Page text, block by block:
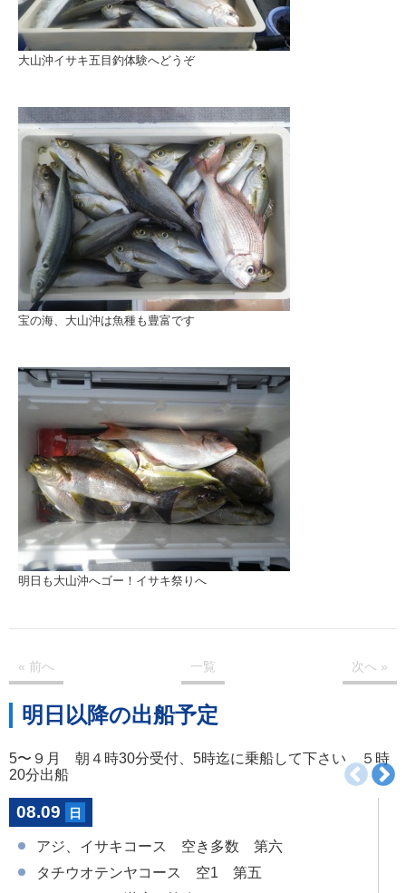
大山沖イサキ五目釣体験へどうぞ
宝の海、大山沖は魚種も豊富です
明日も大山沖へゴー！イサキ祭りへ
« 前へ 一覧 次へ »
明日以降の出船予定
5〜９月 朝４時30分受付、5時迄に乗船して下さい ５時
20分出船
08.09 日
アジ、イサキコース 空き多数 第六
タチウオテンヤコース 空1 第五